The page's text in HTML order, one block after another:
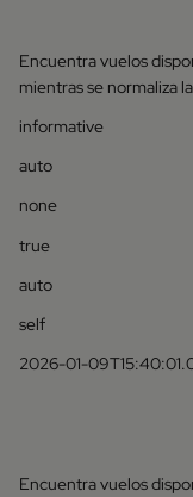
Encuentra vuelos
mientras se normaliza
informative
auto
none
true
auto
self
2026-01-
Encuentra vuelos